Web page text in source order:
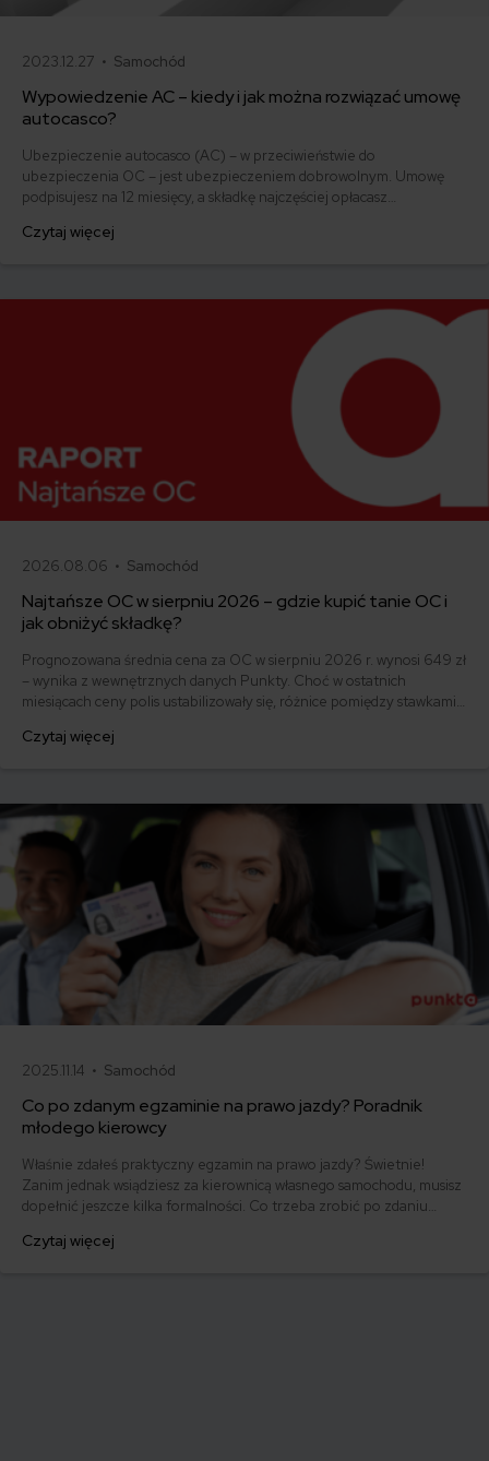
2023.12.27 • Samochód
Wypowiedzenie AC – kiedy i jak można rozwiązać umowę
autocasco?
Ubezpieczenie autocasco (AC) – w przeciwieństwie do
ubezpieczenia OC – jest ubezpieczeniem dobrowolnym. Umowę
podpisujesz na 12 miesięcy, a składkę najczęściej opłacasz
ofertę lub zdecydowałeś się sprzedać samochód w trakcie trwania
Czytaj więcej
2026.08.06 • Samochód
Najtańsze OC w sierpniu 2026 – gdzie kupić tanie OC i
jak obniżyć składkę?
Prognozowana średnia cena za OC w sierpniu 2026 r. wynosi 649 zł
– wynika z wewnętrznych danych Punkty. Choć w ostatnich
miesiącach ceny polis ustabilizowały się, różnice pomiędzy stawkami
500 zł, inni – powyżej 1500 zł. Gdzie znaleźć najtańsze OC w Polsce
Czytaj więcej
2025.11.14 • Samochód
Co po zdanym egzaminie na prawo jazdy? Poradnik
młodego kierowcy
Właśnie zdałeś praktyczny egzamin na prawo jazdy? Świetnie!
Zanim jednak wsiądziesz za kierownicą własnego samochodu, musisz
dopełnić jeszcze kilka formalności. Co trzeba zrobić po zdaniu
którym szybko załatwisz sprawy urzędowe i będziesz mógł prowadzić
Czytaj więcej